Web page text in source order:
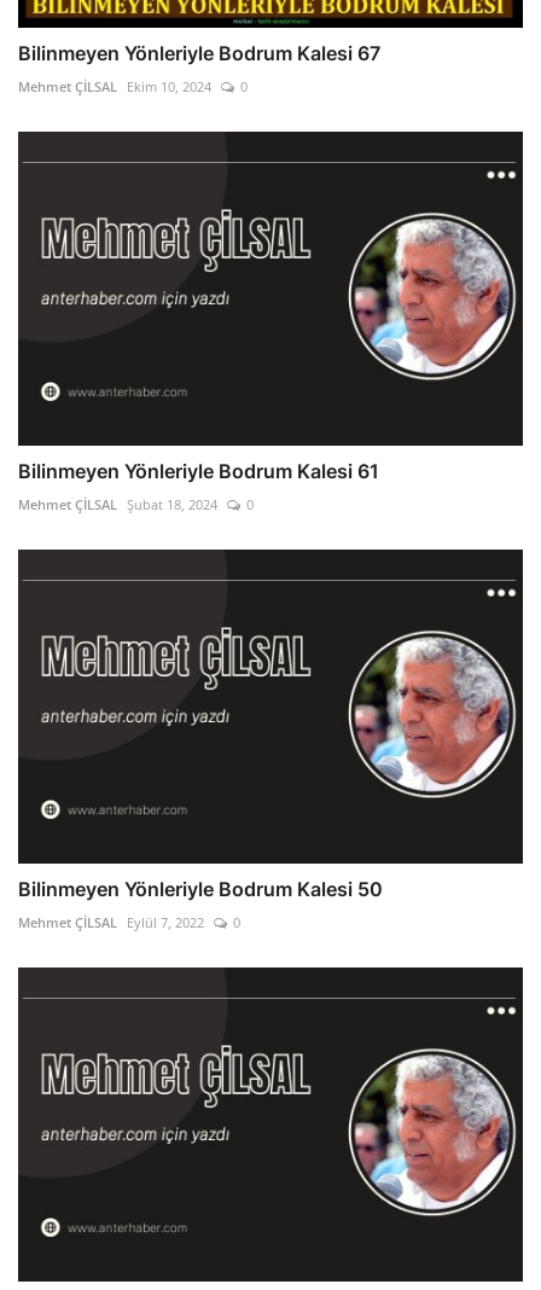
Bilinmeyen Yönleriyle Bodrum Kalesi 67
Mehmet ÇİLSAL Ekim 10, 2024 0
Bilinmeyen Yönleriyle Bodrum Kalesi 61
Mehmet ÇİLSAL Şubat 18, 2024 0
Bilinmeyen Yönleriyle Bodrum Kalesi 50
Mehmet ÇİLSAL Eylül 7, 2022 0